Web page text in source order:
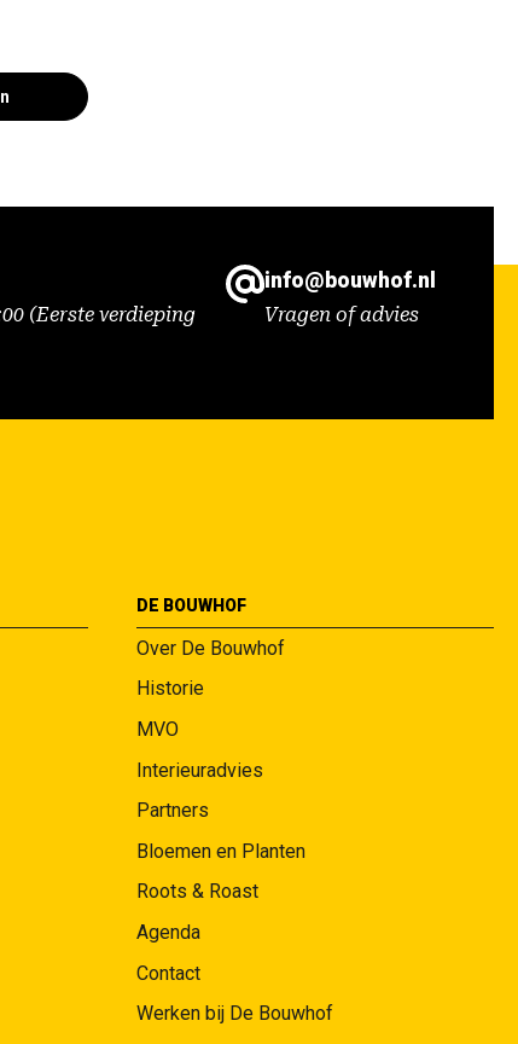
(Eerste verdieping
info@bouwhof.nl
Vragen of advies
DE BOUWHOF
Over De Bouwhof
Historie
MVO
Interieuradvies
Partners
Bloemen en Planten
Roots & Roast
Agenda
Contact
Werken bij De Bouwhof